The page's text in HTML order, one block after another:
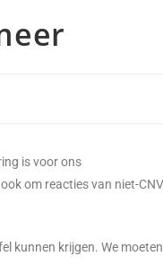
is voor ons
om reacties van niet-
kunnen krijgen. We